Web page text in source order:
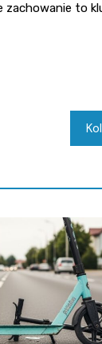
zachowanie to